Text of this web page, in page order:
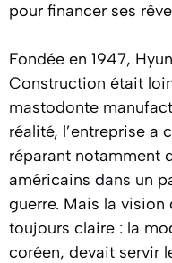
pour financer ses
Fondée en 1947,
Construction était
mastodonte
réalité, l’entreprise a
réparant notamment
américains dans un
guerre. Mais la
toujours claire : la
coréen, devait servir